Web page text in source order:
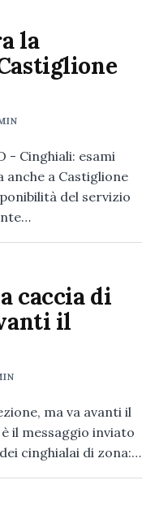
la
- Cinghiali: esami
a Castiglione
del servizio
caccia di
il
ma va avanti il
il messaggio inviato
cinghialai di zona:…